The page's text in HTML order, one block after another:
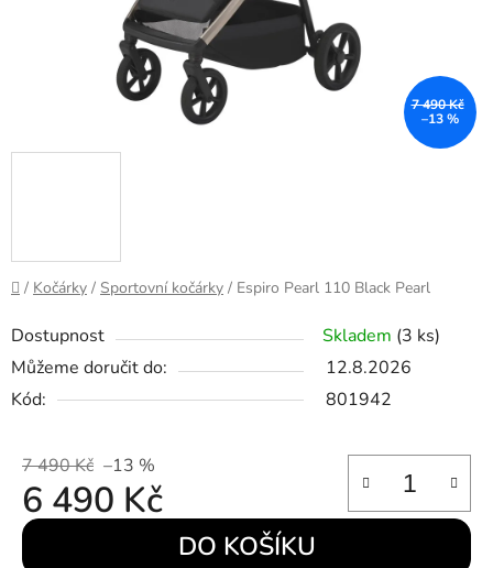
Domů
/ Kočárky / Sportovní kočárky / Espiro Pearl 110 Black Pearl
Dostupnost Skladem (3 ks)
Můžeme doručit do:
12.8.2026
Kód:
801942
7 490 Kč –13 %
6 490 Kč
Měrná cena: DO KOŠÍKU
7 490 Kč
–13 %